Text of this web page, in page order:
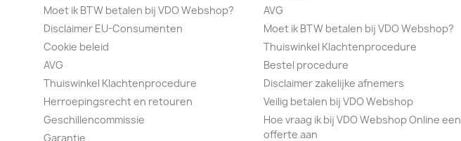
Moet ik BTW betalen bij VDO Webshop?
Disclaimer EU-Consumenten
Cookie beleid
AVG
Thuiswinkel Klachtenprocedure
Herroepingsrecht en retouren
Geschillencommissie
Garantie
AVG
Moet ik BTW betalen bij VDO Webshop?
Thuiswinkel Klachtenprocedure
Bestel procedure
Disclaimer zakelijke afnemers
Veilig betalen bij VDO Webshop
Hoe vraag ik bij VDO Webshop Online een
offerte aan